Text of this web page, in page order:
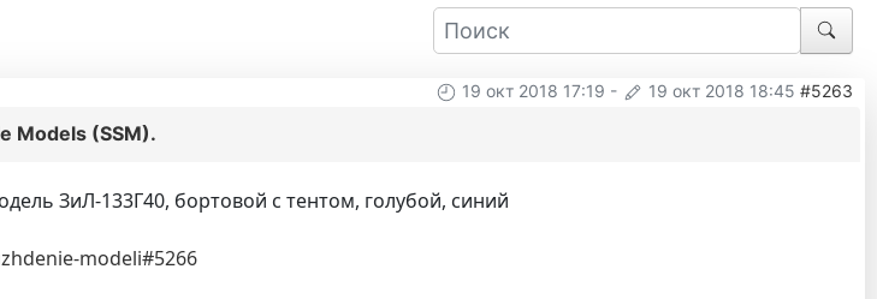
19 окт 2018 17:19 - 19 окт 2018 18:45 #5263
Models (SSM).
ЗиЛ-133Г40, бортовой с тентом, голубой, синий
modeli#5266